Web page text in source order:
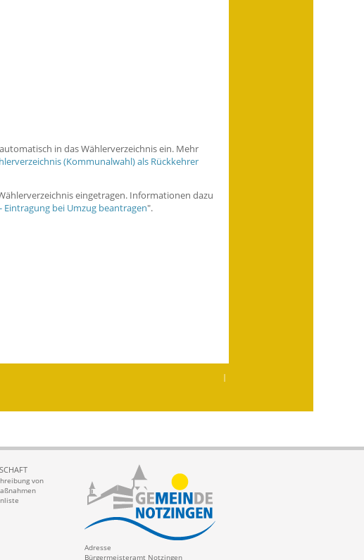
in das Wählerverzeichnis ein. Mehr
(Kommunalwahl) als Rückkehrer
eingetragen. Informationen dazu
bei Umzug beantragen".
|
von
Adresse
Bürgermeisteramt Notzingen